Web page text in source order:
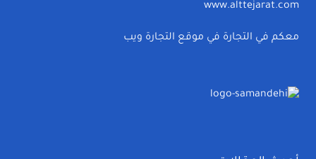
www.alttejarat.com
معكم في التجارة في موقع التجارة ويب